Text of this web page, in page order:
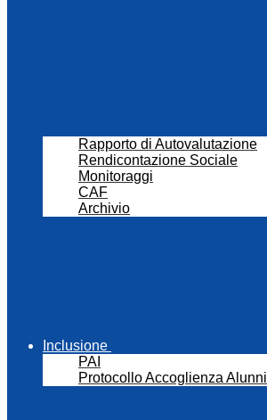
Rapporto di Autovalutazione
Rendicontazione Sociale
Monitoraggi
CAF
Archivio
Inclusione
PAI
Protocollo Accoglienza Alunni